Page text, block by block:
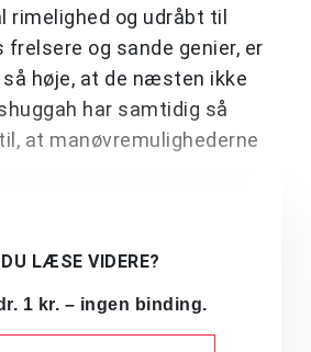
rimelighed og udråbt til
og sande genier, er
høje, at de næsten ikke
har samtidig så
at manøvremulighederne
LÆSE VIDERE?
1 kr. – ingen binding.